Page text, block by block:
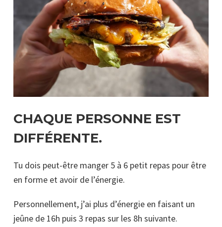
CHAQUE PERSONNE EST
DIFFÉRENTE.
Tu dois peut-être manger 5 à 6 petit repas pour être
en forme et avoir de l’énergie.
Personnellement, j’ai plus d’énergie en faisant un
jeûne de 16h puis 3 repas sur les 8h suivante.